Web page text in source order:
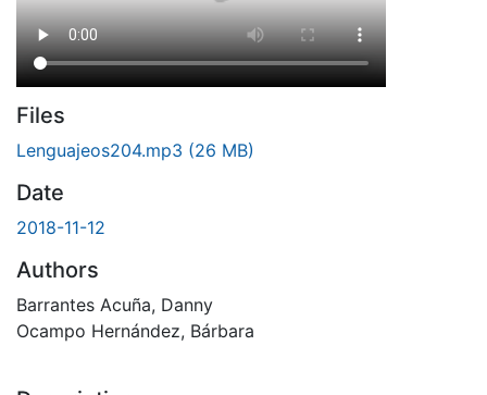
Files
Lenguajeos204.mp3 (26 MB)
Date
2018-11-12
Authors
Barrantes Acuña, Danny
Ocampo Hernández, Bárbara